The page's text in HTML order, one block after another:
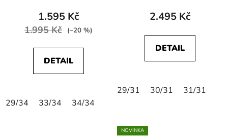
Mid Rocks
1.595 Kč
1.995 Kč (–20 %)
DETAIL
29/34 33/34 34/34
2.495 Kč
DETAIL
29/31 30/31 31/31
NOVINKA